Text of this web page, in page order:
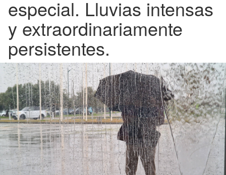
especial. Lluvias intensas
y extraordinariamente
persistentes.